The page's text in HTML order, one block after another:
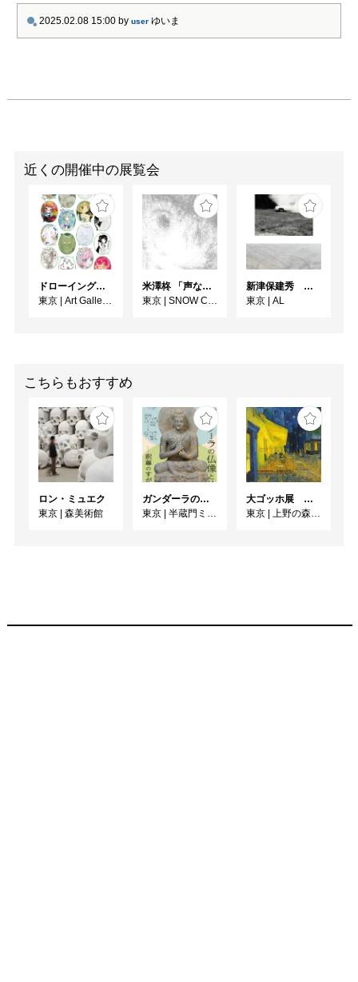
2025.02.08 15:00 by user ゆいま
近くの開催中の展覧会
ドローイング展『絵とのダイアローグ 2026』
東京
Art Gallery Shirokane 6c
米澤柊 「声なき声のキャラクター」
東京
SNOW Contemporary
新津保建秀 時の旅—写真はいつ届くのか
東京
AL
こちらもおすすめ
ロン・ミュエク
東京
森美術館
ガンダーラの仏像と仏伝ー釈尊のすがたー
東京
半蔵門ミュージアム
大ゴッホ展 夜のカフェテラス
東京
上野の森美術館